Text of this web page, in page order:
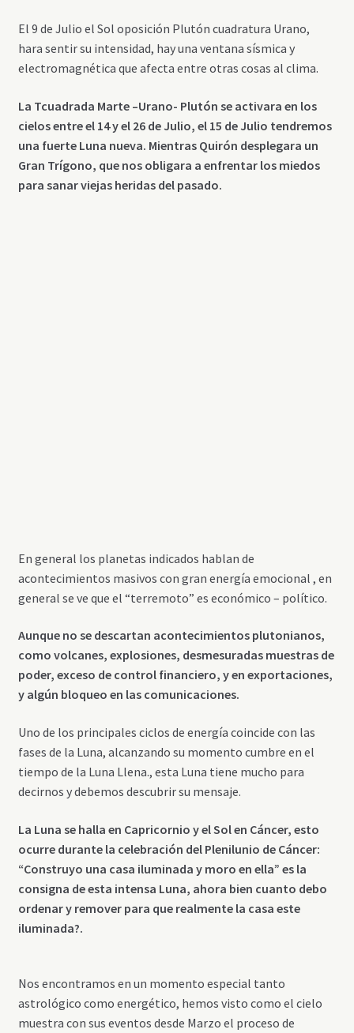
El 9 de Julio el Sol oposición Plutón cuadratura Urano,
hara sentir su intensidad, hay una ventana sísmica y
electromagnética que afecta entre otras cosas al clima.
La Tcuadrada Marte –Urano- Plutón se activara en los
cielos entre el 14 y el 26 de Julio, el 15 de Julio tendremos
una fuerte Luna nueva. Mientras Quirón desplegara un
Gran Trígono, que nos obligara a enfrentar los miedos
para sanar viejas heridas del pasado.
En general los planetas indicados hablan de
acontecimientos masivos con gran energía emocional , en
general se ve que el “terremoto” es económico – político.
Aunque no se descartan acontecimientos plutonianos,
como volcanes, explosiones, desmesuradas muestras de
poder, exceso de control financiero, y en exportaciones,
y algún bloqueo en las comunicaciones.
Uno de los principales ciclos de energía coincide con las
fases de la Luna, alcanzando su momento cumbre en el
tiempo de la Luna Llena., esta Luna tiene mucho para
decirnos y debemos descubrir su mensaje.
La Luna se halla en Capricornio y el Sol en Cáncer, esto
ocurre durante la celebración del Plenilunio de Cáncer:
“Construyo una casa iluminada y moro en ella” es la
consigna de esta intensa Luna, ahora bien cuanto debo
ordenar y remover para que realmente la casa este
iluminada?.
Nos encontramos en un momento especial tanto
astrológico como energético, hemos visto como el cielo
muestra con sus eventos desde Marzo el proceso de